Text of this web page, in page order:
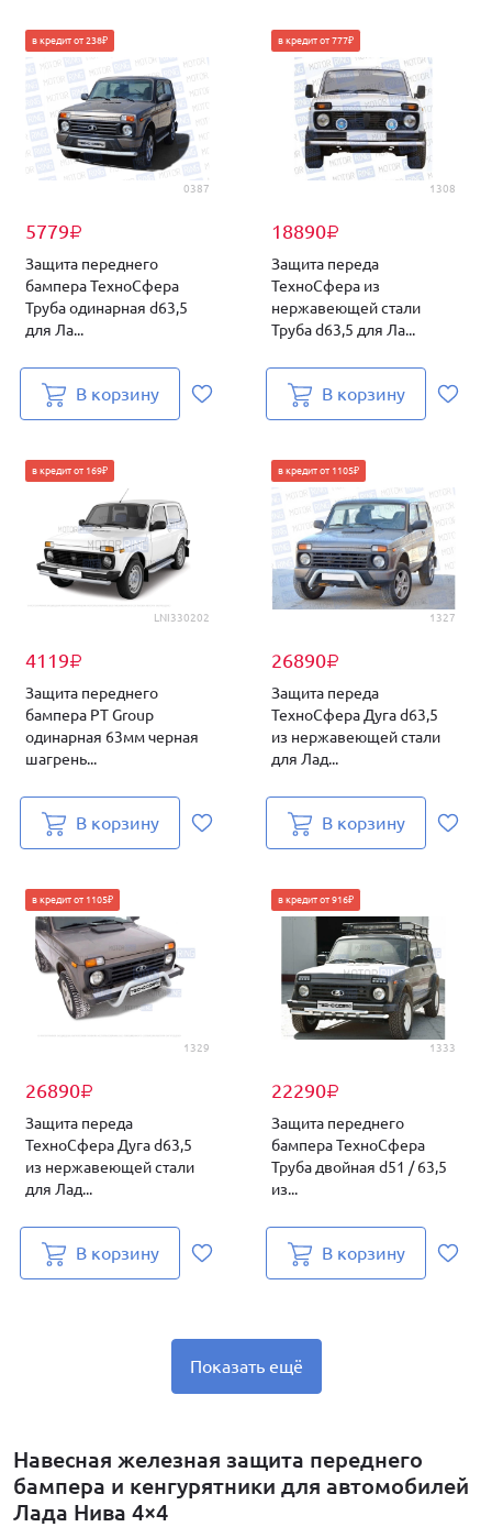
0387
5779₽
в кредит от 238₽
Защита переднего
бампера ТехноСфера
Труба одинарная d63,5
для Ла...
В корзину
1308
18890₽
в кредит от 777₽
Защита переда
ТехноСфера из
нержавеющей стали
Труба d63,5 для Ла...
В корзину
LNI330202
4119₽
в кредит от 169₽
Защита переднего
бампера PT Group
одинарная 63мм черная
шагрень...
В корзину
1327
26890₽
в кредит от 1105₽
Защита переда
ТехноСфера Дуга d63,5
из нержавеющей стали
для Лад...
В корзину
1329
26890₽
в кредит от 1105₽
Защита переда
ТехноСфера Дуга d63,5
из нержавеющей стали
для Лад...
В корзину
1333
22290₽
в кредит от 916₽
Защита переднего
бампера ТехноСфера
Труба двойная d51 / 63,5
из...
В корзину
Показать ещё
Навесная железная защита переднего
бампера и кенгурятники для автомобилей
Лада Нива 4×4